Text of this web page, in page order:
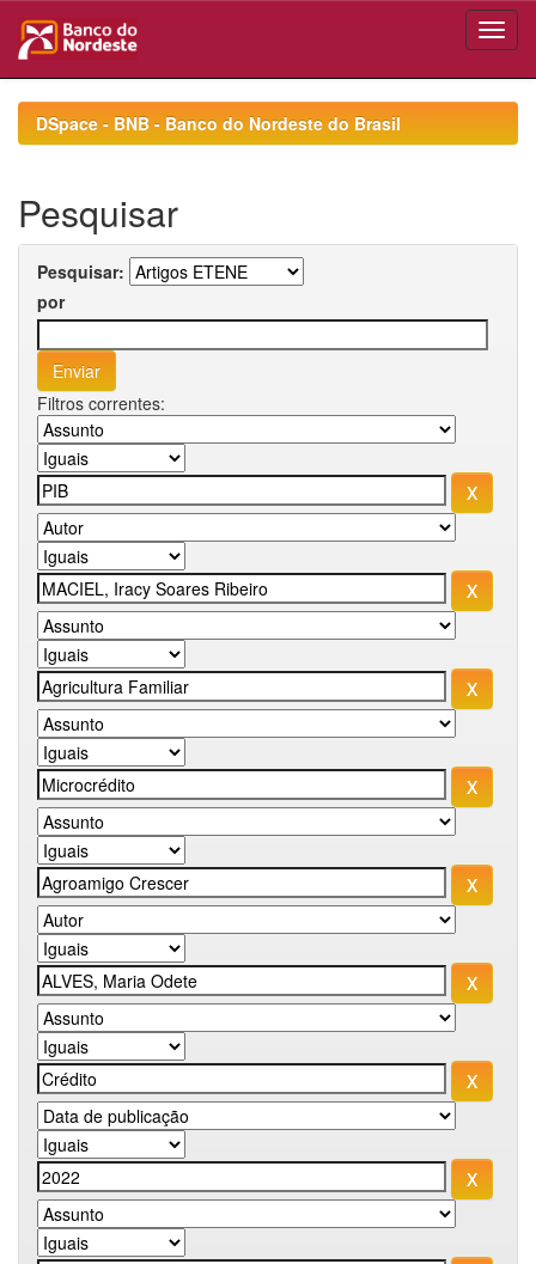
navigationDSpace - BNB - Banco do Nordeste do Brasil
Pesquisar
Pesquisar:
por
Filtros correntes: